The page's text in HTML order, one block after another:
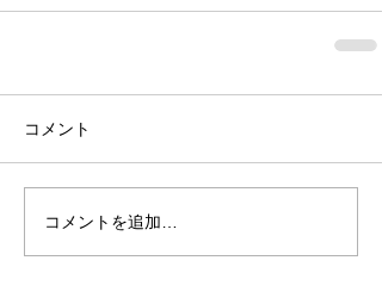
コメント
コメントを追加…